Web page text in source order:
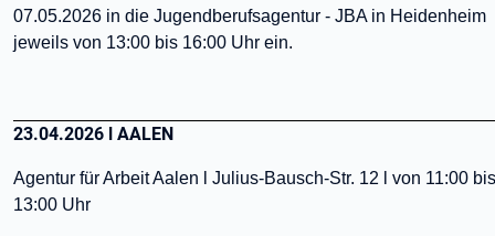
07.05.2026 in die Jugendberufsagentur - JBA in Heidenheim
jeweils von 13:00 bis 16:00 Uhr ein.
23.04.2026 l AALEN
Agentur für Arbeit Aalen l Julius-Bausch-Str. 12 l von 11:00 bis
13:00 Uhr